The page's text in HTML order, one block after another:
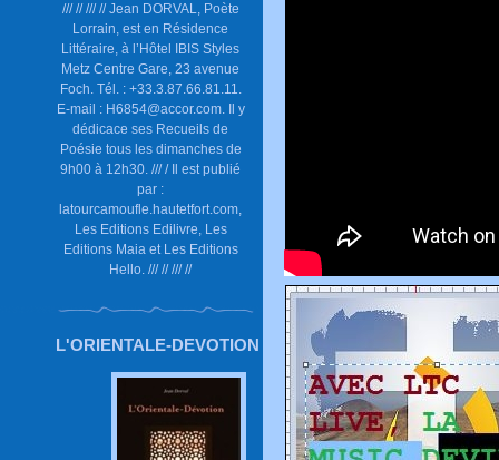
/// // /// // Jean DORVAL, Poète
Lorrain, est en Résidence
Littéraire, à l’Hôtel IBIS Styles
Metz Centre Gare, 23 avenue
Foch. Tél. : +33.3.87.66.81.11.
E-mail : H6854@accor.com. Il y
dédicace ses Recueils de
Poésie tous les dimanches de
9h00 à 12h30. /// / Il est publié
par :
latourcamoufle.hautetfort.com,
Les Editions Edilivre, Les
Editions Maia et Les Editions
Hello. /// // /// //
L'ORIENTALE-DEVOTION